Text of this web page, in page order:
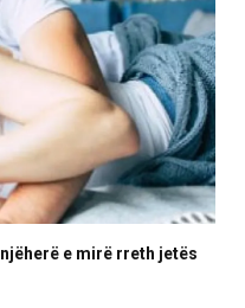
e mirë rreth jetës